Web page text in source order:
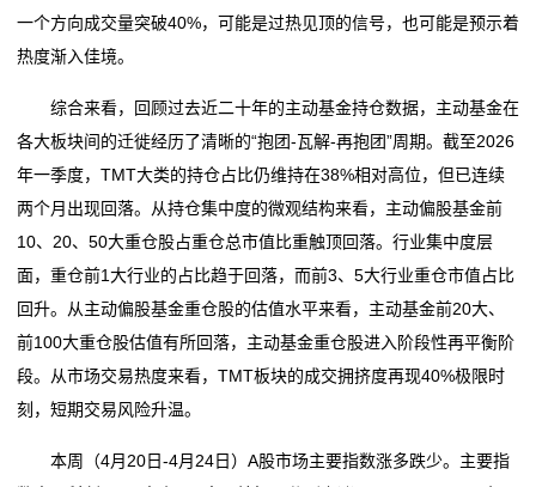
一个方向成交量突破40%，可能是过热见顶的信号，也可能是预示着
热度渐入佳境。
综合来看，回顾过去近二十年的主动基金持仓数据，主动基金在
各大板块间的迁徙经历了清晰的“抱团-瓦解-再抱团”周期。截至2026
年一季度，TMT大类的持仓占比仍维持在38%相对高位，但已连续
两个月出现回落。从持仓集中度的微观结构来看，主动偏股基金前
10、20、50大重仓股占重仓总市值比重触顶回落。行业集中度层
面，重仓前1大行业的占比趋于回落，而前3、5大行业重仓市值占比
回升。从主动偏股基金重仓股的估值水平来看，主动基金前20大、
前100大重仓股估值有所回落，主动基金重仓股进入阶段性再平衡阶
段。从市场交易热度来看，TMT板块的成交拥挤度再现40%极限时
刻，短期交易风险升温。
本周（4月20日-4月24日）A股市场主要指数涨多跌少。主要指